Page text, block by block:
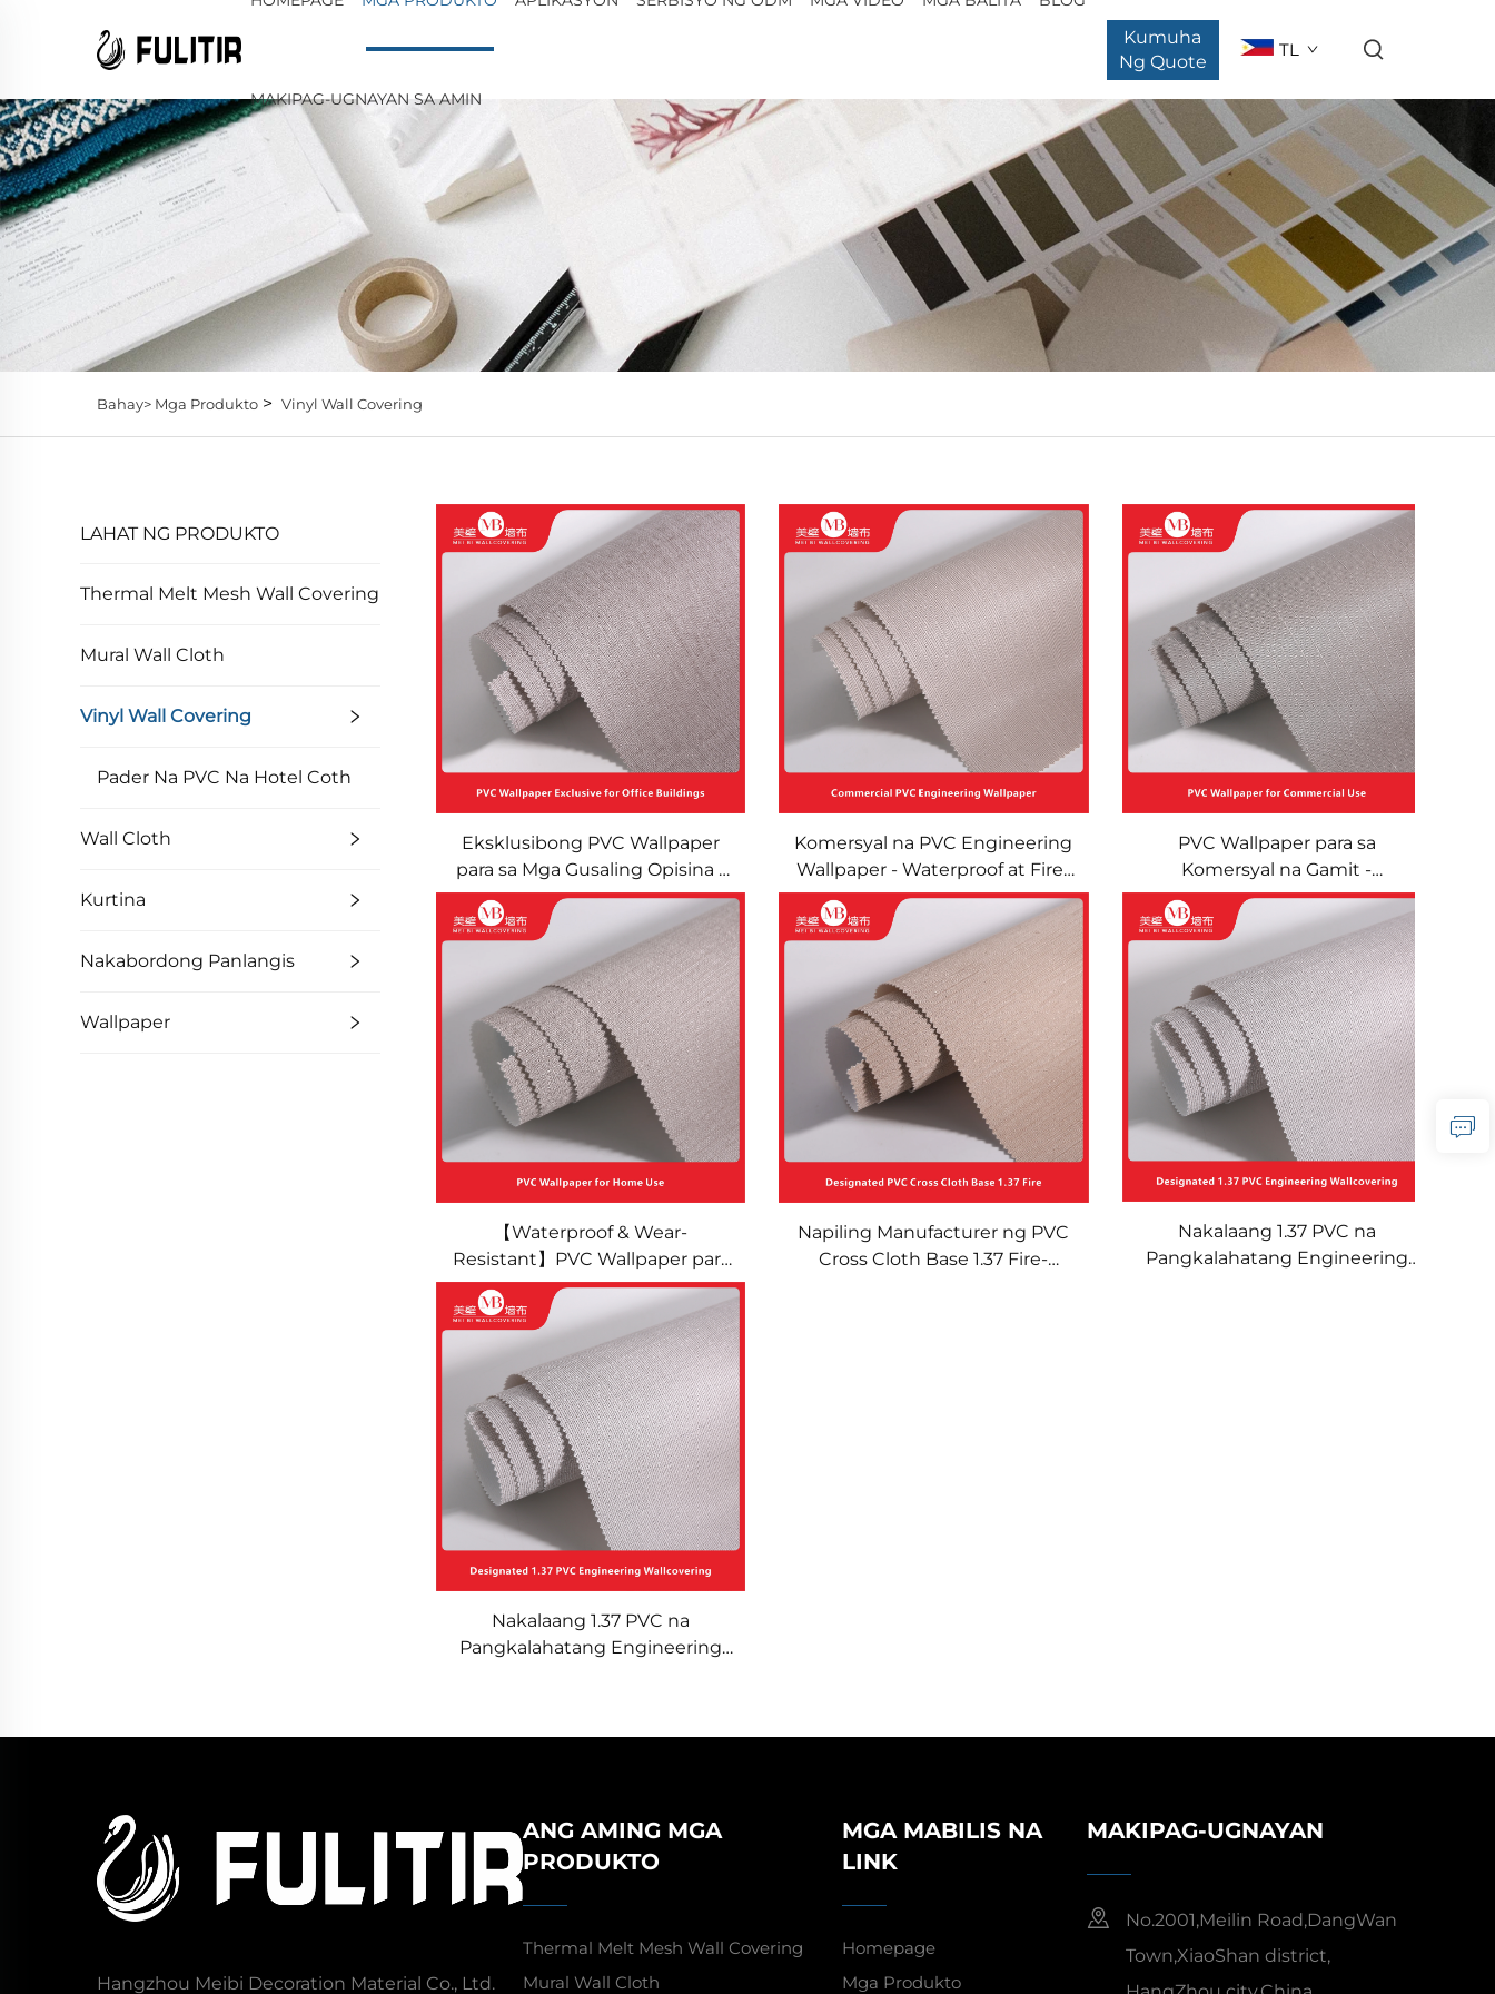
MAKIPAG-UGNAYAN SA AMIN
Kumuha
Ng Quote
TL
Bahay> Mga Produkto > Vinyl Wall Covering
LAHAT NG PRODUKTO
Thermal Melt Mesh Wall Covering
Mural Wall Cloth
Vinyl Wall Covering
Pader Na PVC Na Hotel Coth
Wall Cloth
Kurtina
Nakabordong Panlangis
Wallpaper
Eksklusibong PVC Wallpaper
para sa Mga Gusaling Opisina -
Waterproof, Fire-Retardant,
Scratch-Resistant, at Wear-
Resistant na Panakip sa Pader,
Komersyal na Engineering na
Dekorasyon sa Pader para sa
Malalaking Area
Komersyal na PVC Engineering
Wallpaper - Waterproof at Fire-
Retardant na Panakip sa Pader
para sa Mga Gusaling Opisina at
Mall, Scratch-Resistant at Wear-
Resistant na Dekorasyon sa
Pader para sa Malalaking Area
PVC Wallpaper para sa
Komersyal na Gamit -
Waterproof at Fire-Retardant na
Panakip sa Pader para sa Mga
Hotel at Guesthouse na
Proyekto, Wear-Resistant na
Dekorasyong Pader para sa
Malalaking Area
【Waterproof & Wear-
Resistant】PVC Wallpaper para
sa Bahay (Living Room &
Bedroom) - Minimalist na Solido
Kulay na Seamless na
Wallcovering, Madaling Linisin
na Decoration para sa Bahay
Napiling Manufacturer ng PVC
Cross Cloth Base 1.37 Fire-
Nakalaang 1.37 PVC na
Pangkalahatang Engineering
Nakalaang 1.37 PVC na
Pangkalahatang Engineering
Hangzhou Meibi Decoration Material Co., Ltd.
ANG AMING MGA
PRODUKTO
Thermal Melt Mesh Wall Covering
Mural Wall Cloth
MGA MABILIS NA
LINK
Homepage
Mga Produkto
MAKIPAG-UGNAYAN
No.2001,Meilin Road,DangWan
Town,XiaoShan district,